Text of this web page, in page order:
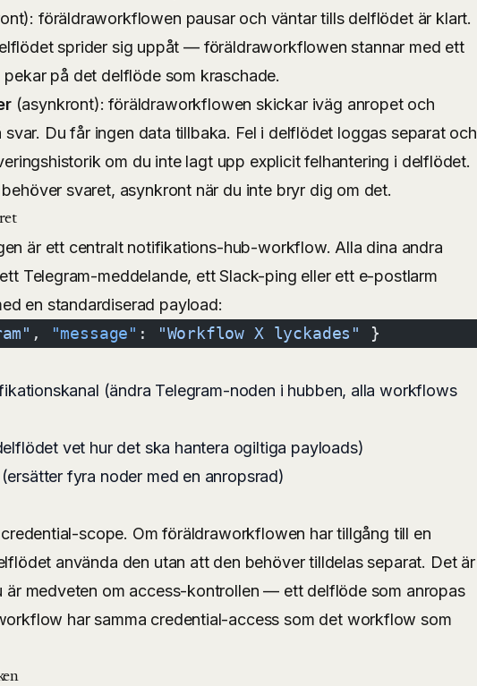
föräldraworkflowen pausar och väntar tills delflödet är klart.
sprider sig uppåt — föräldraworkflowen stannar med ett
på det delflöde som kraschade.
(asynkront): föräldraworkflowen skickar iväg anropet och
Du får ingen data tillbaka. Fel i delflödet loggas separat och
om du inte lagt upp explicit felhantering i delflödet.
svaret, asynkront när du inte bryr dig om det.
är ett centralt notifikations-hub-workflow. Alla dina andra
Telegram-meddelande, ett Slack-ping eller ett e-postlarm
en standardiserad payload:
, "message" : "Workflow X lyckades"
}
(ändra Telegram-noden i hubben, alla workflows
vet hur det ska hantera ogiltiga payloads)
fyra noder med en anropsrad)
scope. Om föräldraworkflowen har tillgång till en
använda den utan att den behöver tilldelas separat. Det är
är medveten om access-kontrollen — ett delflöde som anropas
har samma credential-access som det workflow som